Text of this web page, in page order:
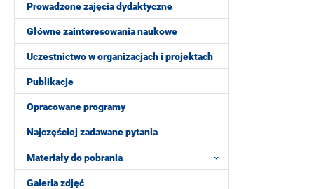
Prowadzone zajęcia dydaktyczne
Główne zainteresowania naukowe
Uczestnictwo w organizacjach i projektach
Publikacje
Opracowane programy
Najczęściej zadawane pytania
Materiały do pobrania
Galeria zdjęć